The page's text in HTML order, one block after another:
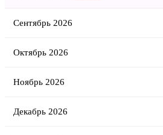
Сентябрь 2026
Октябрь 2026
Ноябрь 2026
Декабрь 2026